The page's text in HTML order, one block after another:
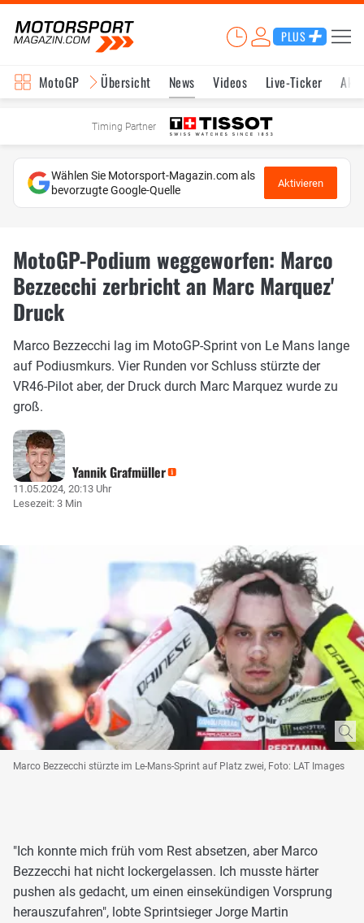
PLUS
MotoGP Übersicht News Videos Live-Ticker
Timing Partner
Wählen Sie Motorsport-Magazin.com als
bevorzugte Google-Quelle
Aktivieren
MotoGP-Podium weggeworfen: Marco
Bezzecchi zerbricht an Marc Marquez'
Druck
Marco Bezzecchi lag im MotoGP-Sprint von Le Mans lange
auf Podiusmkurs. Vier Runden vor Schluss stürzte der
VR46-Pilot aber, der Druck durch Marc Marquez wurde zu
groß.
Yannik Grafmüller
11.05.2024, 20:13 Uhr
Lesezeit: 3 Min
Marco Bezzecchi stürzte im Le-Mans-Sprint auf Platz zwei, Foto: LAT Images
"Ich konnte mich früh vom Rest absetzen, aber Marco
Bezzecchi hat nicht lockergelassen. Ich musste härter
pushen als gedacht, um einen einsekündigen Vorsprung
herauszufahren", lobte Sprintsieger Jorge Martin